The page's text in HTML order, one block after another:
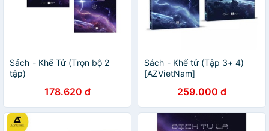
Sách - Khế Tử (Trọn bộ 2
tập)
178.620 đ
Sách - Khế tử (Tập 3+ 4)
[AZVietNam]
259.000 đ